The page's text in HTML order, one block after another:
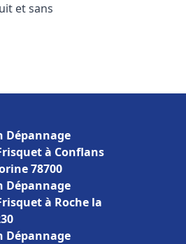
et sans
à Conflans
78700
à Roche la